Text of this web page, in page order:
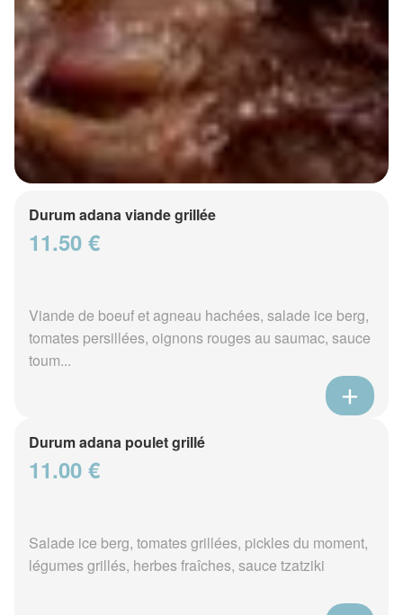
Durum adana viande grillée
11.50 €
Viande de boeuf et agneau hachées, salade ice berg,
tomates persillées, oignons rouges au saumac, sauce
toum...
Durum adana poulet grillé
11.00 €
Salade ice berg, tomates grillées, pickles du moment,
légumes grillés, herbes fraîches, sauce tzatziki